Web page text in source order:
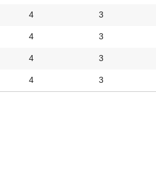
4 3
4 3
4 3
4 3